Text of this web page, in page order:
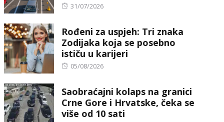
Posted
31/07/2026
Rođeni za uspjeh: Tri znaka
Zodijaka koja se posebno
ističu u karijeri
Posted
05/08/2026
Saobraćajni kolaps na granici
Crne Gore i Hrvatske, čeka se
više od 10 sati